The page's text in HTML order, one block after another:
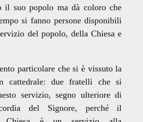
il suo popolo ma dà coloro che
si fanno persone disponibili
del popolo, della Chiesa e
particolare che si è vissuto la
cattedrale: due fratelli che si
servizio, segno ulteriore di
del Signore, perché il